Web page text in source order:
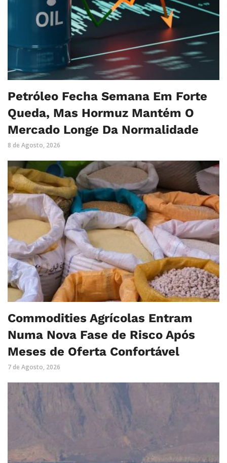
Petróleo Fecha Semana Em Forte
Queda, Mas Hormuz Mantém O
Mercado Longe Da Normalidade
8 de Agosto, 2026
Commodities Agrícolas Entram
Numa Nova Fase de Risco Após
Meses de Oferta Confortável
7 de Agosto, 2026